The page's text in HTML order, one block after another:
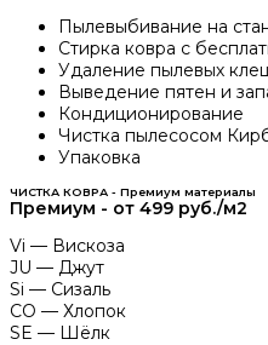
Пылевыбивание на
Стирка ковра с
Удаление пылевых
Выведение пятен и
Кондиционирование
Чистка пылесосом
Упаковка
ЧИСТКА КОВРА - Премиум материалы
Премиум - от 499 руб./м2
Vi — Вискоза
JU — Джут
Si — Сизаль
СO — Хлопок
SE — Шёлк